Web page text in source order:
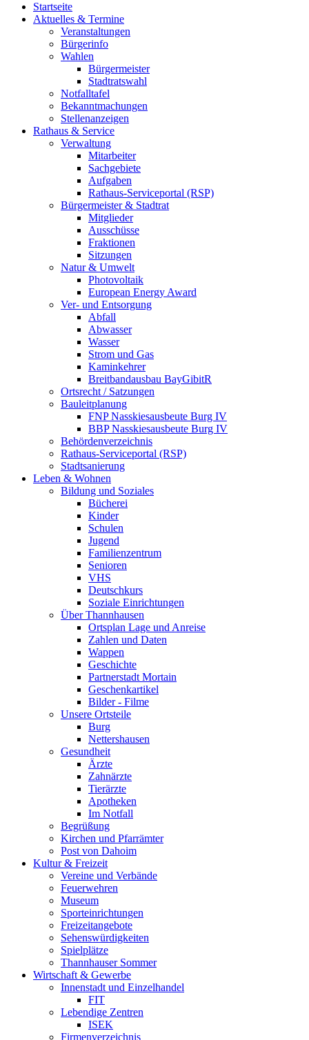
Startseite
Aktuelles & Termine
Veranstaltungen
Bürgerinfo
Wahlen
Bürgermeister
Stadtratswahl
Notfalltafel
Bekanntmachungen
Stellenanzeigen
Rathaus & Service
Verwaltung
Mitarbeiter
Sachgebiete
Aufgaben
Rathaus-Serviceportal (RSP)
Bürgermeister & Stadtrat
Mitglieder
Ausschüsse
Fraktionen
Sitzungen
Natur & Umwelt
Photovoltaik
European Energy Award
Ver- und Entsorgung
Abfall
Abwasser
Wasser
Strom und Gas
Kaminkehrer
Breitbandausbau BayGibitR
Ortsrecht / Satzungen
Bauleitplanung
FNP Nasskiesausbeute Burg IV
BBP Nasskiesausbeute Burg IV
Behördenverzeichnis
Rathaus-Serviceportal (RSP)
Stadtsanierung
Leben & Wohnen
Bildung und Soziales
Bücherei
Kinder
Schulen
Jugend
Familienzentrum
Senioren
VHS
Deutschkurs
Soziale Einrichtungen
Über Thannhausen
Ortsplan Lage und Anreise
Zahlen und Daten
Wappen
Geschichte
Partnerstadt Mortain
Geschenkartikel
Bilder - Filme
Unsere Ortsteile
Burg
Nettershausen
Gesundheit
Ärzte
Zahnärzte
Tierärzte
Apotheken
Im Notfall
Begrüßung
Kirchen und Pfarrämter
Post von Dahoim
Kultur & Freizeit
Vereine und Verbände
Feuerwehren
Museum
Sporteinrichtungen
Freizeitangebote
Sehenswürdigkeiten
Spielplätze
Thannhauser Sommer
Wirtschaft & Gewerbe
Innenstadt und Einzelhandel
FIT
Lebendige Zentren
ISEK
Firmenverzeichnis